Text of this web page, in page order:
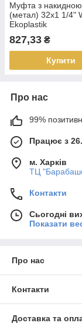
Муфта з
(метал) 32х1 1/4"
Ekoplastik
827,33 ₴
Купити
Про нас
99%
Працює з
м. Харків
ТЦ
Контакти
Сьогодні
Показати
Про нас
Контакти
Доставка та